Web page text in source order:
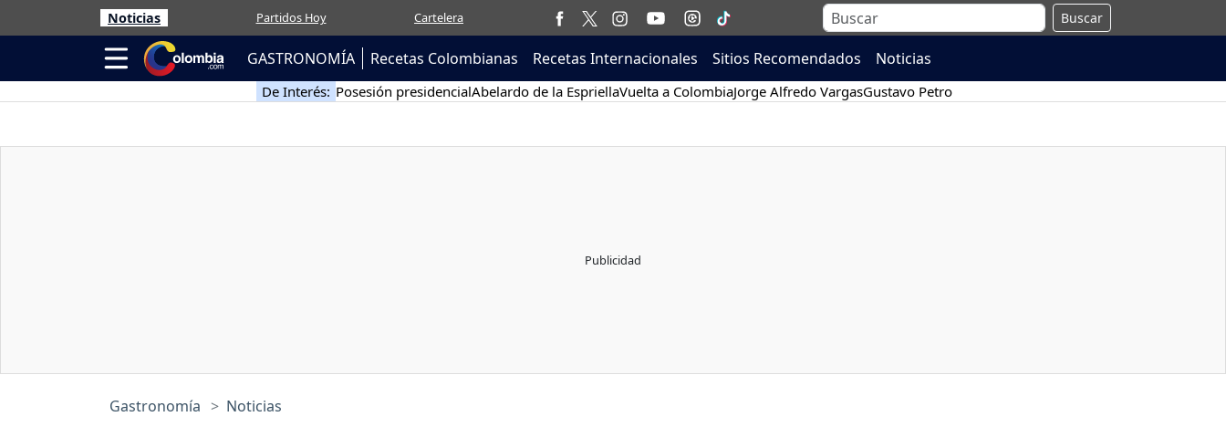
Noticias Partidos Hoy Cartelera Buscar
GASTRONOMÍA Recetas Colombianas Recetas Internacionales Sitios Recomendados Noticias
De Interés: Posesión presidencialAbelardo de la EspriellaVuelta a ColombiaJorge Alfredo VargasGustavo Petro
Gastronomía Noticias